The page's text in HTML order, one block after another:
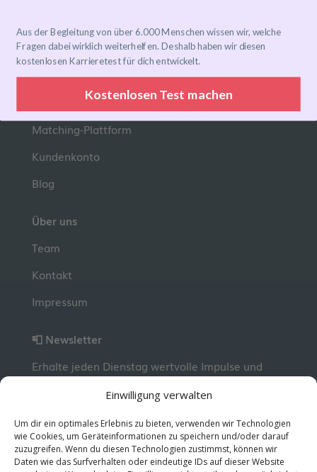
Einwilligung verwalten
Um dir ein optimales Erlebnis zu bieten, verwenden wir Technologien
wie Cookies, um Geräteinformationen zu speichern und/oder darauf
zuzugreifen. Wenn du diesen Technologien zustimmst, können wir
Daten wie das Surfverhalten oder eindeutige IDs auf dieser Website
Links
Eventkalender
Community-Gruppen
Matching-Plattform
Kundenkonto
Blog
Über uns
Team
Kontakt
Impressum
📮 Newsletter
Erhalte jeden Dienstag wertvolle Impulse und
kostenlos abonnieren!
© 2026 MentorMe. Alle Rechte vorbehalten.
Aus der Begleitung von über 6.000 Menschen wissen wir, welche
Fragen dabei wirklich weiterhelfen. Deshalb haben wir diesen
kostenlosen Karrieretest für dich entwickelt.
Kostenlosen Test machen